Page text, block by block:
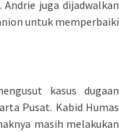
juga dijadwalkan
untuk memperbaiki
kasus dugaan
Pusat. Kabid Humas
masih melakukan